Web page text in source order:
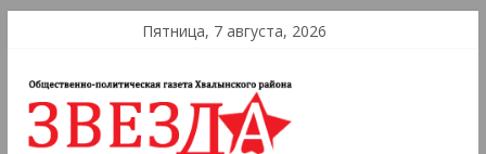
Пятница, 7 августа, 2026